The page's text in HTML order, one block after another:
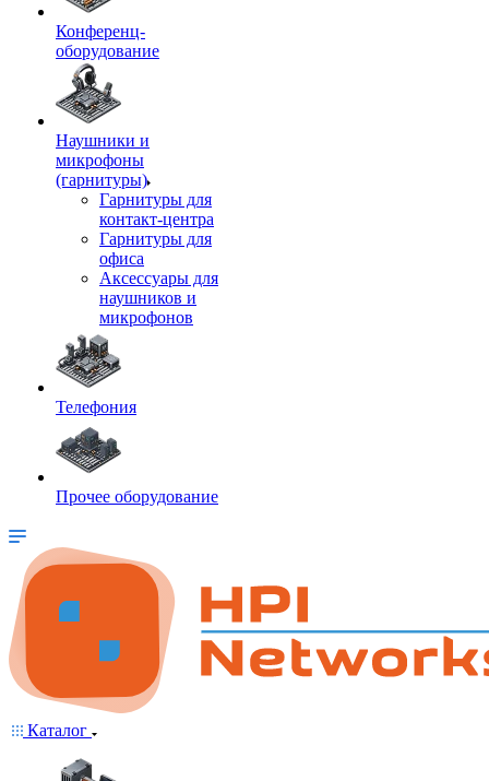
Конференц-
оборудование
Наушники и
микрофоны
(гарнитуры)
Гарнитуры для
контакт-центра
Гарнитуры для
офиса
Аксессуары для
наушников и
микрофонов
Телефония
Прочее оборудование
Каталог